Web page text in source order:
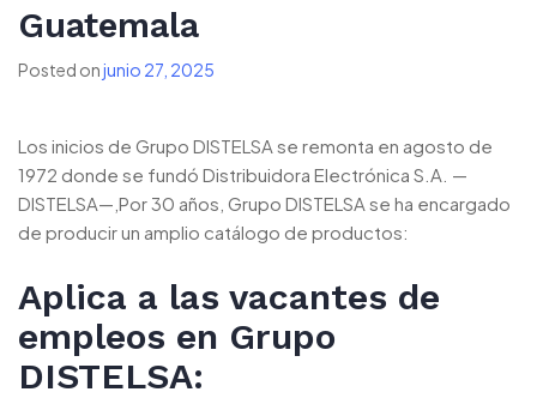
Guatemala
Posted onjunio 27, 2025
Los inicios de Grupo DISTELSA se remonta en agosto de
1972 donde se fundó Distribuidora Electrónica S.A. —
DISTELSA—,Por 30 años, Grupo DISTELSA se ha encargado
de producir un amplio catálogo de productos:
Aplica a las vacantes de
empleos en Grupo
DISTELSA: